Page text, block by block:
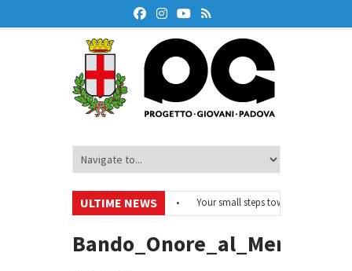
ULTIME NEWS
#EurodeskOnAir – Ciclo di webinar
Your small steps towards
educazione finanziaria
• Oxford Debate Lab – Borse di studio 2026/27